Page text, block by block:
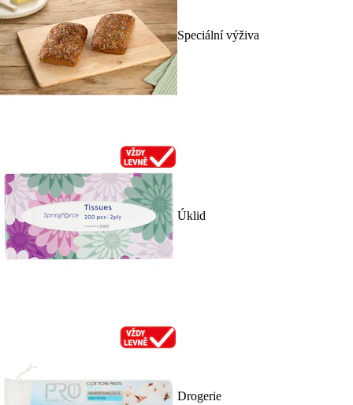
Speciální výživa
Úklid
Drogerie